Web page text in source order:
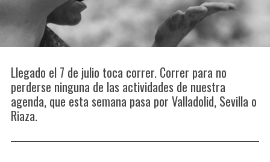
Llegado el 7 de julio toca correr. Correr para no
perderse ninguna de las actividades de nuestra
agenda, que esta semana pasa por Valladolid, Sevilla o
Riaza.